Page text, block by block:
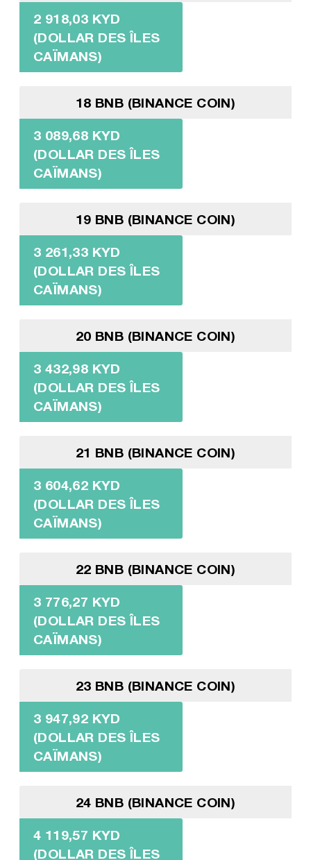
2 918,03 KYD
(DOLLAR DES ÎLES
CAÏMANS)
18 BNB (BINANCE COIN)
3 089,68 KYD
(DOLLAR DES ÎLES
CAÏMANS)
19 BNB (BINANCE COIN)
3 261,33 KYD
(DOLLAR DES ÎLES
CAÏMANS)
20 BNB (BINANCE COIN)
3 432,98 KYD
(DOLLAR DES ÎLES
CAÏMANS)
21 BNB (BINANCE COIN)
3 604,62 KYD
(DOLLAR DES ÎLES
CAÏMANS)
22 BNB (BINANCE COIN)
3 776,27 KYD
(DOLLAR DES ÎLES
CAÏMANS)
23 BNB (BINANCE COIN)
3 947,92 KYD
(DOLLAR DES ÎLES
CAÏMANS)
24 BNB (BINANCE COIN)
4 119,57 KYD
(DOLLAR DES ÎLES